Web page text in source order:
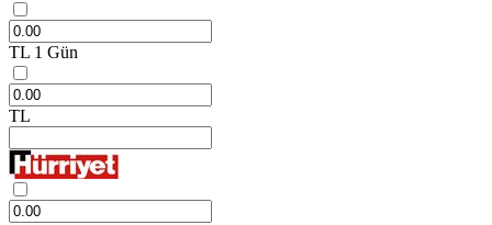
TL 1 Gün
TL